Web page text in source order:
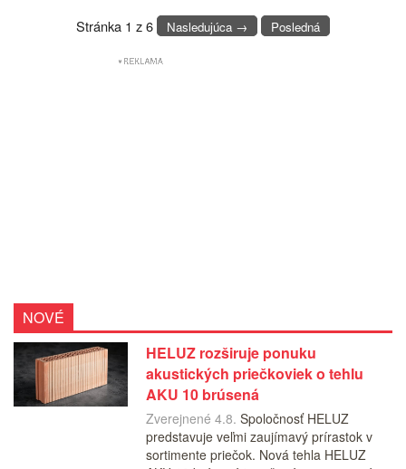
Stránka 1 z 6 Nasledujúca → Posledná
NOVÉ
HELUZ rozširuje ponuku
akustických priečkoviek o tehlu
AKU 10 brúsená
Zverejnené 4.8. Spoločnosť HELUZ
predstavuje veľmi zaujímavý prírastok v
sortimente priečok. Nová tehla HELUZ